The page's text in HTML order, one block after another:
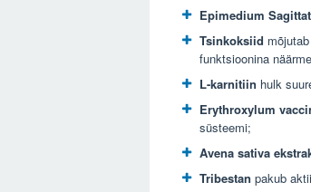
Epimedium
Tsinkoksiid
funktsioonina
L-karnitiin hulk
Erythroxylum
süsteemi;
Avena sativa
Tribestan pakub